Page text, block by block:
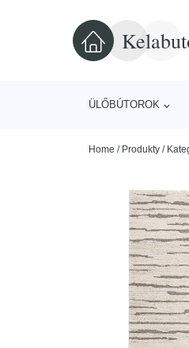
ÜLŐBÚTOROK
Home / Produkty /